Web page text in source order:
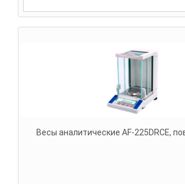
Весы аналитические AF-225DRCE,